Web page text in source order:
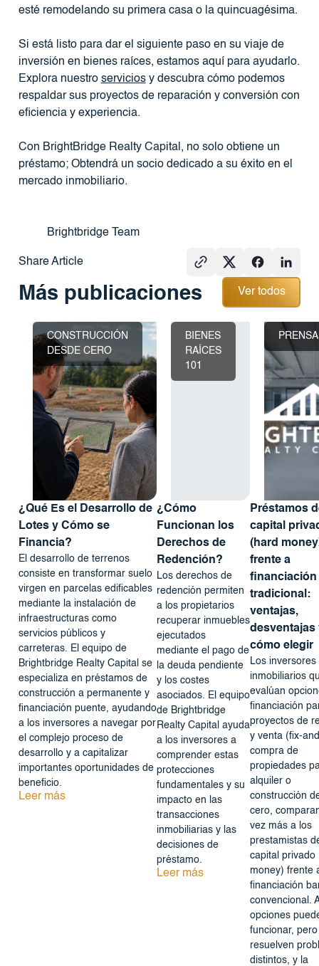
Brightbridge Team
Share Article
esté remodelando su primera casa o la quincuagésima.
Si está listo para dar el siguiente paso en su viaje de
inversión en bienes raíces, estamos aquí para ayudarlo.
Explora nuestro serviciosy descubra cómo podemos
respaldar sus proyectos de reparación y conversión con
eficiencia y experiencia.
Con BrightBridge Realty Capital, no solo obtiene un
préstamo; Obtendrá un socio dedicado a su éxito en el
mercado inmobiliario.
Más publicaciones
Ver todos
Ver todos
CONSTRUCCIÓN
DESDE CERO
¿Qué Es el Desarrollo de
Lotes y Cómo se
Financia?
El desarrollo de terrenos
consiste en transformar suelo
virgen en parcelas edificables
mediante la instalación de
infraestructuras como
servicios públicos y
carreteras. El equipo de
Brightbridge Realty Capital se
especializa en préstamos de
construcción a permanente y
financiación puente, ayudando
a los inversores a navegar por
el complejo proceso de
desarrollo y a capitalizar
importantes oportunidades de
beneficio.
Leer más
BIENES
RAÍCES
101
¿Cómo
Funcionan los
Derechos de
Redención?
Los derechos de
redención permiten
a los propietarios
recuperar inmuebles
ejecutados
mediante el pago de
la deuda pendiente
y los costes
asociados. El equipo
de Brightbridge
Realty Capital ayuda
a los inversores a
comprender estas
protecciones
fundamentales y su
impacto en las
transacciones
inmobiliarias y las
decisiones de
préstamo.
Leer más
PRENSA
Préstamos
capital
(hard
frente a
financiación
tradicional:
ventajas,
desventajas
cómo elegir
Los inversores
inmobiliarios
evalúan
financiación
proyectos de
y venta (fix-
compra de
propiedades
alquiler o
construcción
cero,
vez más a los
prestamistas
capital privado
money) frente
financiación
convencional.
opciones
funcionar, pero
resuelven
distintos, y la